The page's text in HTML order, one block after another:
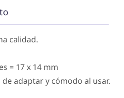
calidad.
= 17 x 14 mm
adaptar y cómodo al usar.